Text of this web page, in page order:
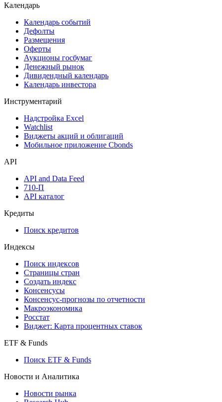
Календарь
Календарь событий
Дефолты
Размещения
Оферты
Аукционы госбумаг
Денежный рынок
Дивидендный календарь
Календарь инвестора
Инструментарий
Надстройка Excel
Watchlist
Виджеты акций и облигаций
Мобильное приложение Cbonds
API
API and Data Feed
710-П
API каталог
Кредиты
Поиск кредитов
Индексы
Поиск индексов
Страницы стран
Создать индекс
Консенсусы
Консенсус-прогнозы по отчетности
Макроэкономика
Росстат
Виджет: Карта процентных ставок
ETF & Funds
Поиск ETF & Funds
Новости и Аналитика
Новости рынка